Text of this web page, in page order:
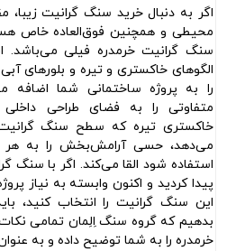
اگر به دنبال خرید سنگ گرانیت زیبا،
محیطی و همچنین فوق‌العاده خاص
سنگ گرانیت خرمدره فیلی می‌باشد.
الگوهای خاکستری و تیره و بلور‌های
را به پروژه ساختمانی شما اضافه
متفاوتی را به فضای طراحی
خاکستری تیره که سطح سنگ
می‌دهد، حسی آرامش‌بخش را به
استفاده شود القا می‌کند. اگر با سنگ
پیدا کردید و اکنون وابسته به نیاز
این سنگ گرانیت را انتخاب کنید،
بدهیم که گروه سنگ اِلِمان تمامی
خرمدره را به شما توضیح داده و به